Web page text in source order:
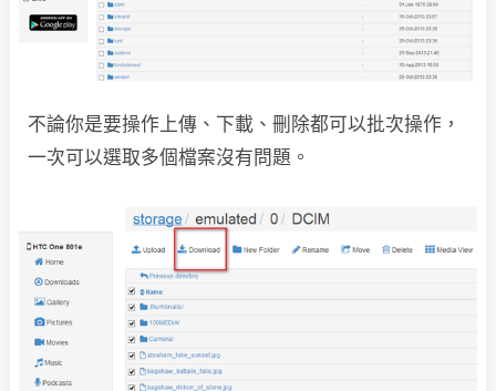
不論你是要操作上傳、下載、刪除都可以批次操作，
一次可以選取多個檔案沒有問題。